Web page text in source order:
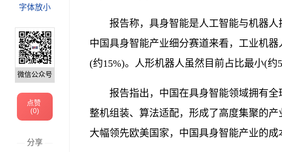
字体放小
微信公众号
点赞
(0)
分享
报告称，具身智能是人工智能与机器
中国具身智能产业细分赛道来看，工业机
(约15%)。人形机器人虽然目前占比最小(约
报告指出，中国在具身智能领域拥有
整机组装、算法适配，形成了高度集聚的
大幅领先欧美国家，中国具身智能产业的